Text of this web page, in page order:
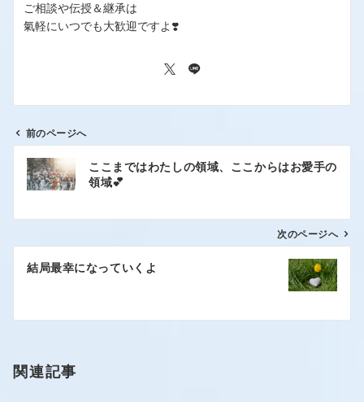
ご相談や伝授＆継承は
氣軽にいつでも大歓迎ですよ❣️
前のページへ
ここまではわたしの領域、ここからはお愛手の
領域💕
次のページへ
結局最幸になっていくよ
関連記事